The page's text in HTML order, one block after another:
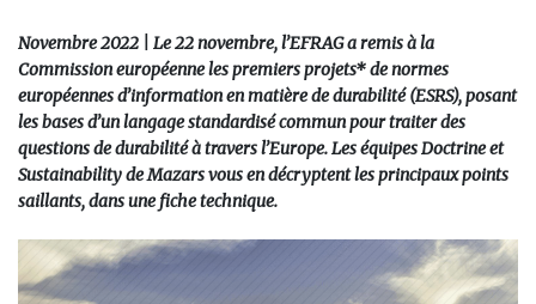
Novembre 2022 | Le 22 novembre, l’EFRAG a remis à la
Commission européenne les premiers projets* de normes
européennes d’information en matière de durabilité (ESRS), posant
les bases d’un langage standardisé commun pour traiter des
questions de durabilité à travers l’Europe. Les équipes Doctrine et
Sustainability de Mazars vous en décryptent les principaux points
saillants, dans une fiche technique.